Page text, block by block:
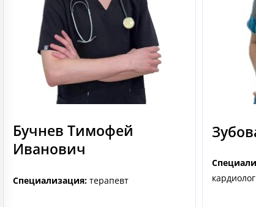
Бучнев Тимофей
Иванович
Специализация: терапевт
кардиолог